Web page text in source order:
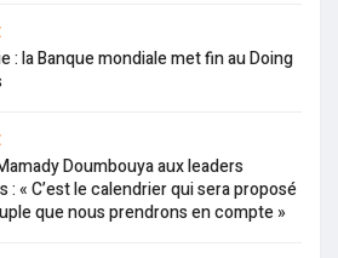
: la Banque mondiale met fin au Doing
Doumbouya aux leaders
: « C’est le calendrier qui sera proposé
que nous prendrons en compte »